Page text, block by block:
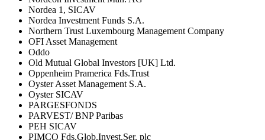
Nordea 1, SICAV
Nordea Investment Funds S.A.
Northern Trust Luxembourg Management Company
OFI Asset Management
Oddo
Old Mutual Global Investors [UK] Ltd.
Oppenheim Pramerica Fds.Trust
Oyster Asset Management S.A.
Oyster SICAV
PARGESFONDS
PARVEST/ BNP Paribas
PEH SICAV
PIMCO Fds.Glob.Invest.Ser. plc